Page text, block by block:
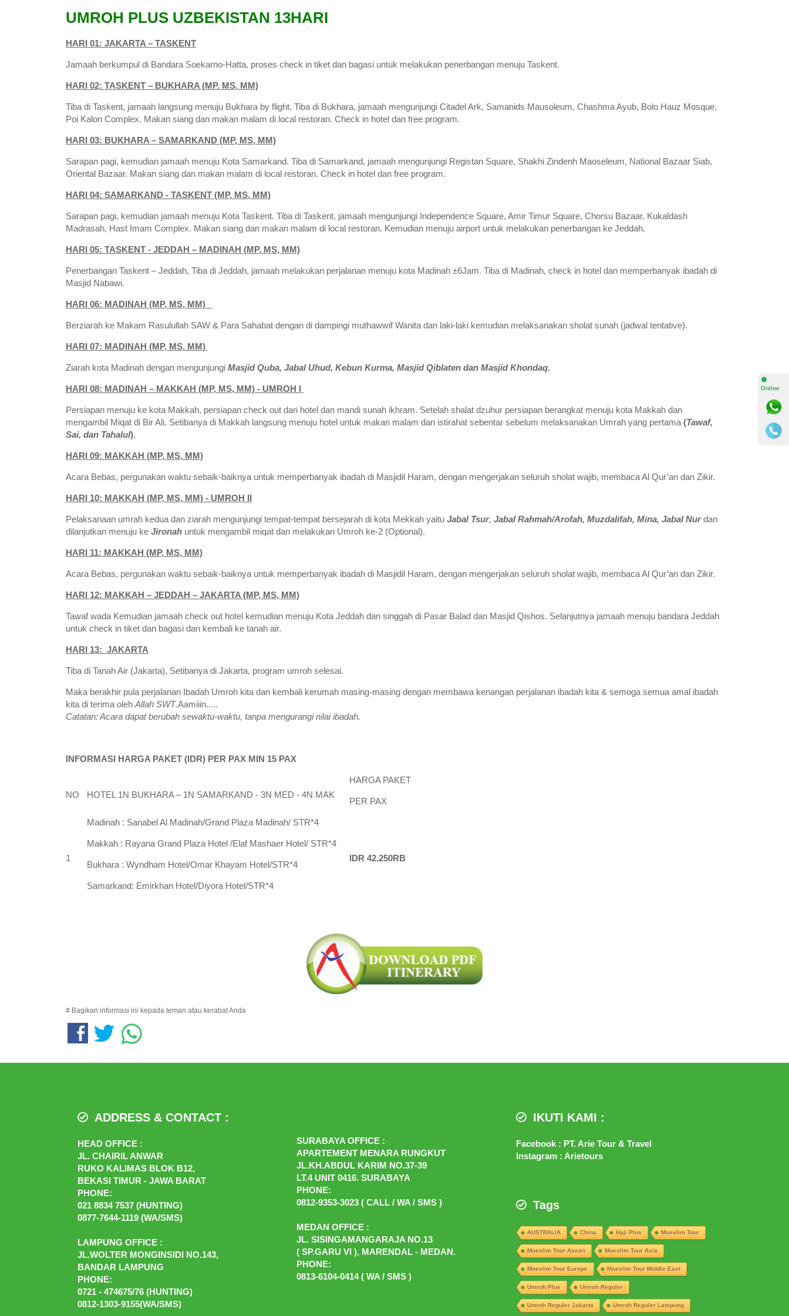
UMROH PLUS UZBEKISTAN 13HARI
HARI 01: JAKARTA – TASKENT
Jamaah berkumpul di Bandara Soekarno-Hatta, proses check in tiket dan bagasi untuk melakukan penerbangan menuju Taskent.
HARI 02: TASKENT – BUKHARA (MP. MS, MM)
Tiba di Taskent, jamaah langsung menuju Bukhara by flight. Tiba di Bukhara, jamaah mengunjungi Citadel Ark, Samanids Mausoleum, Chashma Ayub, Bolo Hauz Mosque,
Poi Kalon Complex. Makan siang dan makan malam di local restoran. Check in hotel dan free program.
HARI 03: BUKHARA – SAMARKAND (MP, MS, MM)
Sarapan pagi, kemudian jamaah menuju Kota Samarkand. Tiba di Samarkand, jamaah mengunjungi Registan Square, Shakhi Zindenh Maoseleum, National Bazaar Siab,
Oriental Bazaar. Makan siang dan makan malam di local restoran. Check in hotel dan free program.
HARI 04: SAMARKAND - TASKENT (MP, MS, MM)
Sarapan pagi, kemudian jamaah menuju Kota Taskent. Tiba di Taskent, jamaah mengunjungi Independence Square, Amir Timur Square, Chorsu Bazaar, Kukaldash
Madrasah, Hast Imam Complex. Makan siang dan makan malam di local restoran. Kemudian menuju airport untuk melakukan penerbangan ke Jeddah.
HARI 05: TASKENT - JEDDAH – MADINAH (MP, MS, MM)
Penerbangan Taskent – Jeddah, Tiba di Jeddah, jamaah melakukan perjalanan menuju kota Madinah ±6Jam. Tiba di Madinah, check in hotel dan memperbanyak ibadah di
Masjid Nabawi.
HARI 06: MADINAH (MP, MS, MM)
Berziarah ke Makam Rasulullah SAW & Para Sahabat dengan di dampingi muthawwif Wanita dan laki-laki kemudian melaksanakan sholat sunah (jadwal tentative).
HARI 07: MADINAH (MP, MS, MM)
Ziarah kota Madinah dengan mengunjungi Masjid Quba, Jabal Uhud, Kebun Kurma, Masjid Qiblaten dan Masjid Khondaq.
HARI 08: MADINAH – MAKKAH (MP, MS, MM) - UMROH I
Persiapan menuju ke kota Makkah, persiapan check out dari hotel dan mandi sunah ikhram. Setelah shalat dzuhur persiapan berangkat menuju kota Makkah dan
mengambil Miqat di Bir Ali. Setibanya di Makkah langsung menuju hotel untuk makan malam dan istirahat sebentar sebelum melaksanakan Umrah yang pertama (Tawaf,
Sai, dan Tahalul).
HARI 09: MAKKAH (MP, MS, MM)
Acara Bebas, pergunakan waktu sebaik-baiknya untuk memperbanyak ibadah di Masjidil Haram, dengan mengerjakan seluruh sholat wajib, membaca Al Qur’an dan Zikir.
HARI 10: MAKKAH (MP, MS, MM) - UMROH II
Pelaksanaan umrah kedua dan ziarah mengunjungi tempat-tempat bersejarah di kota Mekkah yaitu Jabal Tsur, Jabal Rahmah/Arofah, Muzdalifah, Mina, Jabal Nurdan
dilanjutkan menuju ke Jironah untuk mengambil miqat dan melakukan Umroh ke-2 (Optional).
HARI 11: MAKKAH (MP, MS, MM)
Acara Bebas, pergunakan waktu sebaik-baiknya untuk memperbanyak ibadah di Masjidil Haram, dengan mengerjakan seluruh sholat wajib, membaca Al Qur’an dan Zikir.
HARI 12: MAKKAH – JEDDAH – JAKARTA (MP, MS, MM)
Tawaf wada Kemudian jamaah check out hotel kemudian menuju Kota Jeddah dan singgah di Pasar Balad dan Masjid Qishos. Selanjutnya jamaah menuju bandara Jeddah
untuk check in tiket dan bagasi dan kembali ke tanah air.
HARI 13: JAKARTA
Tiba di Tanah Air (Jakarta), Setibanya di Jakarta, program umroh selesai.
Maka berakhir pula perjalanan Ibadah Umroh kita dan kembali kerumah masing-masing dengan membawa kenangan perjalanan ibadah kita & semoga semua amal ibadah
kita di terima oleh Allah SWT.Aamiiin.....
Catatan: Acara dapat berubah sewaktu-waktu, tanpa mengurangi nilai ibadah.
INFORMASI HARGA PAKET (IDR) PER PAX MIN 15 PAX
NO HOTEL 1N BUKHARA – 1N SAMARKAND - 3N MED - 4N MAK
HARGA PAKET
PER PAX
1
Madinah : Sanabel Al Madinah/Grand Plaza Madinah/ STR*4
Makkah : Rayana Grand Plaza Hotel /Elaf Mashaer Hotel/ STR*4
Bukhara : Wyndham Hotel/Omar Khayam Hotel/STR*4
Samarkand: Emirkhan Hotel/Diyora Hotel/STR*4
IDR 42.250RB
# Bagikan informasi ini kepada teman atau kerabat Anda
ADDRESS & CONTACT :
HEAD OFFICE :
JL. CHAIRIL ANWAR
RUKO KALIMAS BLOK B12,
BEKASI TIMUR - JAWA BARAT
PHONE:
021 8834 7537 (HUNTING)
0877-7644-1119 (WA/SMS)
LAMPUNG OFFICE :
JL.WOLTER MONGINSIDI NO.143,
BANDAR LAMPUNG
PHONE:
0721 - 474675/76 (HUNTING)
0812-1303-9155(WA/SMS)
SURABAYA OFFICE :
APARTEMENT MENARA RUNGKUT
JL.KH.ABDUL KARIM NO.37-39
LT.4 UNIT 0416. SURABAYA
PHONE:
0812-9353-3023 ( CALL / WA / SMS )
MEDAN OFFICE :
JL. SISINGAMANGARAJA NO.13
( SP.GARU VI ), MARENDAL - MEDAN.
PHONE:
0813-6104-0414 ( WA / SMS )
IKUTI KAMI :
Facebook : PT. Arie Tour & Travel
Instagram : Arietours
Tags
AUSTRALIA China Haji Plus Moeslim Tour
Moeslim Tour Asean Moeslim Tour Asia
Moeslim Tour Europe Moeslim Tour Middle East
Umroh Plus Umroh Reguler
Umroh Reguler Jakarta Umroh Reguler Lampung
⚫
Online